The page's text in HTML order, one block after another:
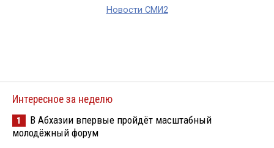
Новости СМИ2
Интересное за неделю
1
В Абхазии впервые пройдёт масштабный
молодёжный форум